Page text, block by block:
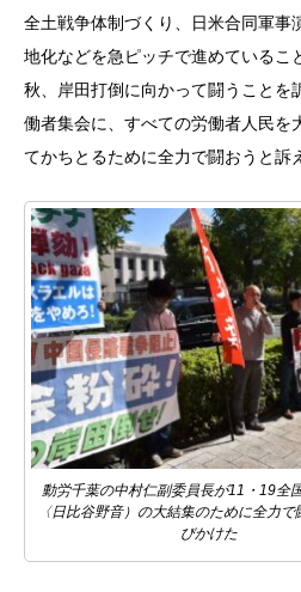
全土戦争体制づくり、日米合同軍事
地化などを急ピッチで進めているこ
秋、岸田打倒に向かって闘うことを
働者集会に、すべての労働者人民を
てかちとるために全力で闘おうと訴
動労千葉の中村仁副委員長が11・19全
〈日比谷野音）の大結集のために全力
びかけた